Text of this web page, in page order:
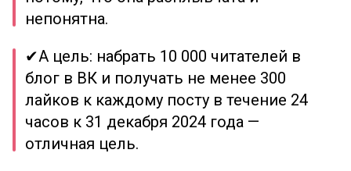
непонятна.
✔А цель: набрать 10 000 читателей в
блог в ВК и получать не менее 300
лайков к каждому посту в течение 24
часов к 31 декабря 2024 года —
отличная цель.